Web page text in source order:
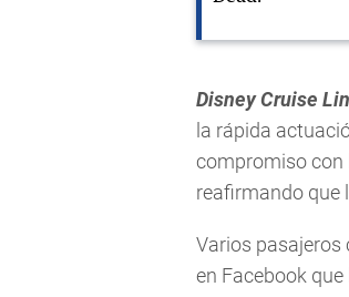
Disney Cruise
la rápida
compromiso con
reafirmando que
Varios pasajeros
en Facebook